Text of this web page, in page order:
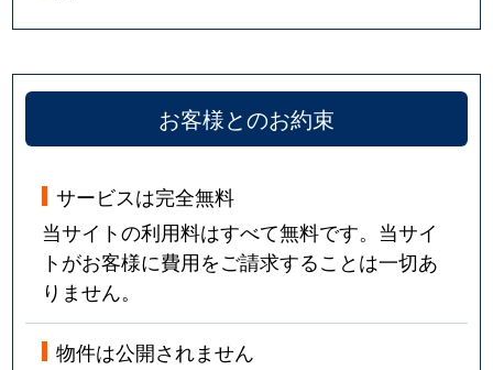
お客様とのお約束
サービスは完全無料
当サイトの利用料はすべて無料です。当サイ
トがお客様に費用をご請求することは一切あ
りません。
物件は公開されません